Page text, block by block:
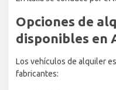
Opciones de
disponibles en
Los vehículos de alquiler
fabricantes: